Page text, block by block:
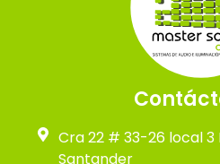
Cra 22 # 33-26 local
Santander